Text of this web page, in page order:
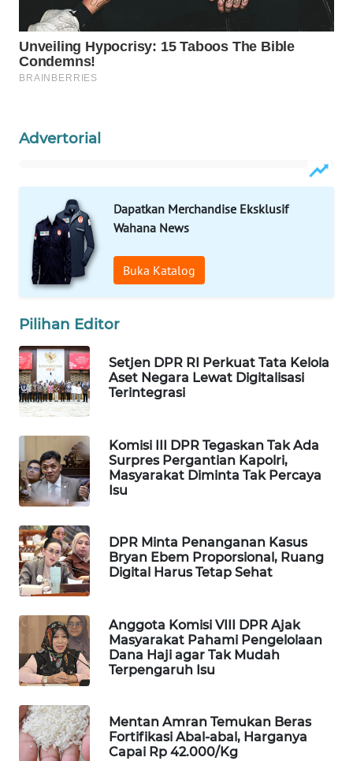
Advertorial
Dapatkan Merchandise Eksklusif
Wahana News
Buka Katalog
Pilihan Editor
Setjen DPR RI Perkuat Tata Kelola
Aset Negara Lewat Digitalisasi
Terintegrasi
Komisi III DPR Tegaskan Tak Ada
Surpres Pergantian Kapolri,
Masyarakat Diminta Tak Percaya
Isu
DPR Minta Penanganan Kasus
Bryan Ebem Proporsional, Ruang
Digital Harus Tetap Sehat
Anggota Komisi VIII DPR Ajak
Masyarakat Pahami Pengelolaan
Dana Haji agar Tak Mudah
Terpengaruh Isu
Mentan Amran Temukan Beras
Fortifikasi Abal-abal, Harganya
Capai Rp 42.000/Kg
SIBARAGAS
NEWS
METRO
NEWS
METRO
JAKARTA
NEWS
NEWS
KARING
NEWS
JURNAL
MARITIM
HUMBANG
NEWS
GARONGGANG
NEWS
FISUELRI
ID
ENERGI
NEWS
CILEUNGSI
NEWS